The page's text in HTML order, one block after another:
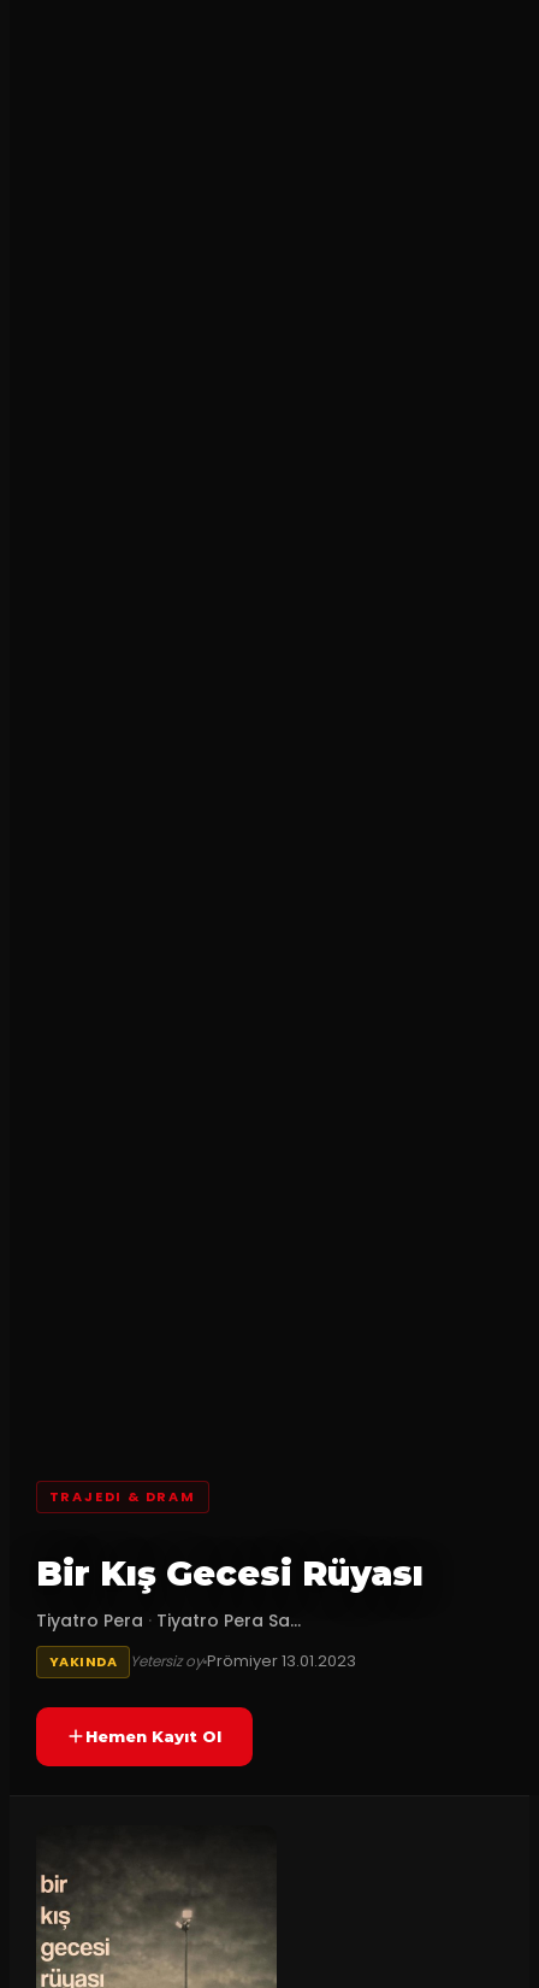
TRAJEDI & DRAM
Bir Kış Gecesi Rüyası
Tiyatro Pera · Tiyatro Pera Sa...
YAKINDA Yetersiz oyPrömiyer13.01.2023
Hemen Kayıt Ol